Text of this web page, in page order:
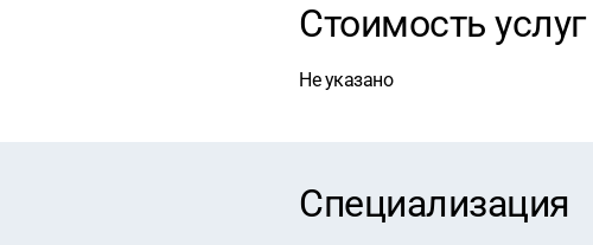
Стоимость услуг
Не указано
Специализация